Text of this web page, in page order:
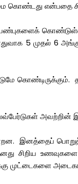
என்பதை
5 முதல் 6
கொண்டிருக்கும்.
இனத்தைப்
சிறிய
முட்டைகளை